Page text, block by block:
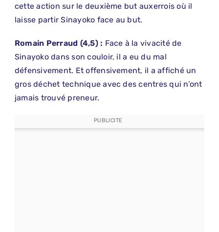
cette action sur le deuxième but auxerrois où il
laisse partir Sinayoko face au but.
Romain Perraud (4,5) : Face à la vivacité de
Sinayoko dans son couloir, il a eu du mal
défensivement. Et offensivement, il a affiché un
gros déchet technique avec des centres qui n’ont
jamais trouvé preneur.
PUBLICITE